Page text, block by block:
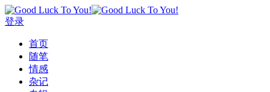
登录
首页
随笔
情感
杂记